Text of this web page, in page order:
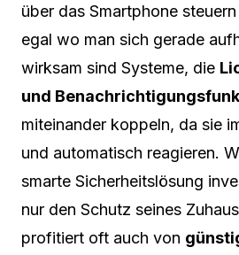
über das Smartphone
egal wo man sich gerade
wirksam sind Systeme, die
und
miteinander koppeln, da sie
und automatisch reagieren.
smarte Sicherheitslösung
nur den Schutz seines
profitiert oft auch von